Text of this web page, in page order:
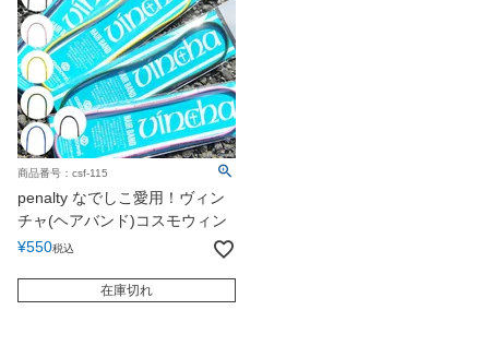
商品番号：csf-115
penalty なでしこ愛用！ヴィン
チャ(ヘアバンド)コスモウィン
¥550税込
在庫切れ